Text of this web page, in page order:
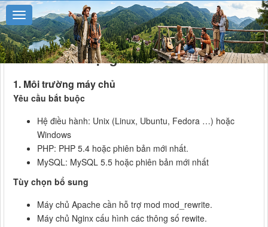
Yêu cầu sử dụng NukeViet 4
1. Môi trường máy chủ
Yêu cầu bắt buộc
Hệ điều hành: Unix (Linux, Ubuntu, Fedora …) hoặc
Windows
PHP: PHP 5.4 hoặc phiên bản mới nhất.
MySQL: MySQL 5.5 hoặc phiên bản mới nhất
Tùy chọn bổ sung
Máy chủ Apache cần hỗ trợ mod mod_rewrite.
Máy chủ Nginx cấu hình các thông số rewite.